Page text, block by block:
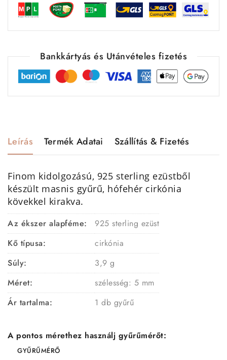
Bankkártyás és Utánvételes fizetés
Leírás Termék Adatai Szállítás & Fizetés
Finom kidolgozású, 925 sterling ezüstből
készült masnis gyűrű, hófehér cirkónia
kövekkel kirakva.
Az ékszer alapféme:
925 sterling ezüst
Kő típusa:
cirkónia
Súly:
3,9 g
Méret:
szélesség: 5 mm
Ár tartalma:
1 db gyűrű
A pontos mérethez használj gyűrűmérőt:
GYŰRŰMÉRŐ